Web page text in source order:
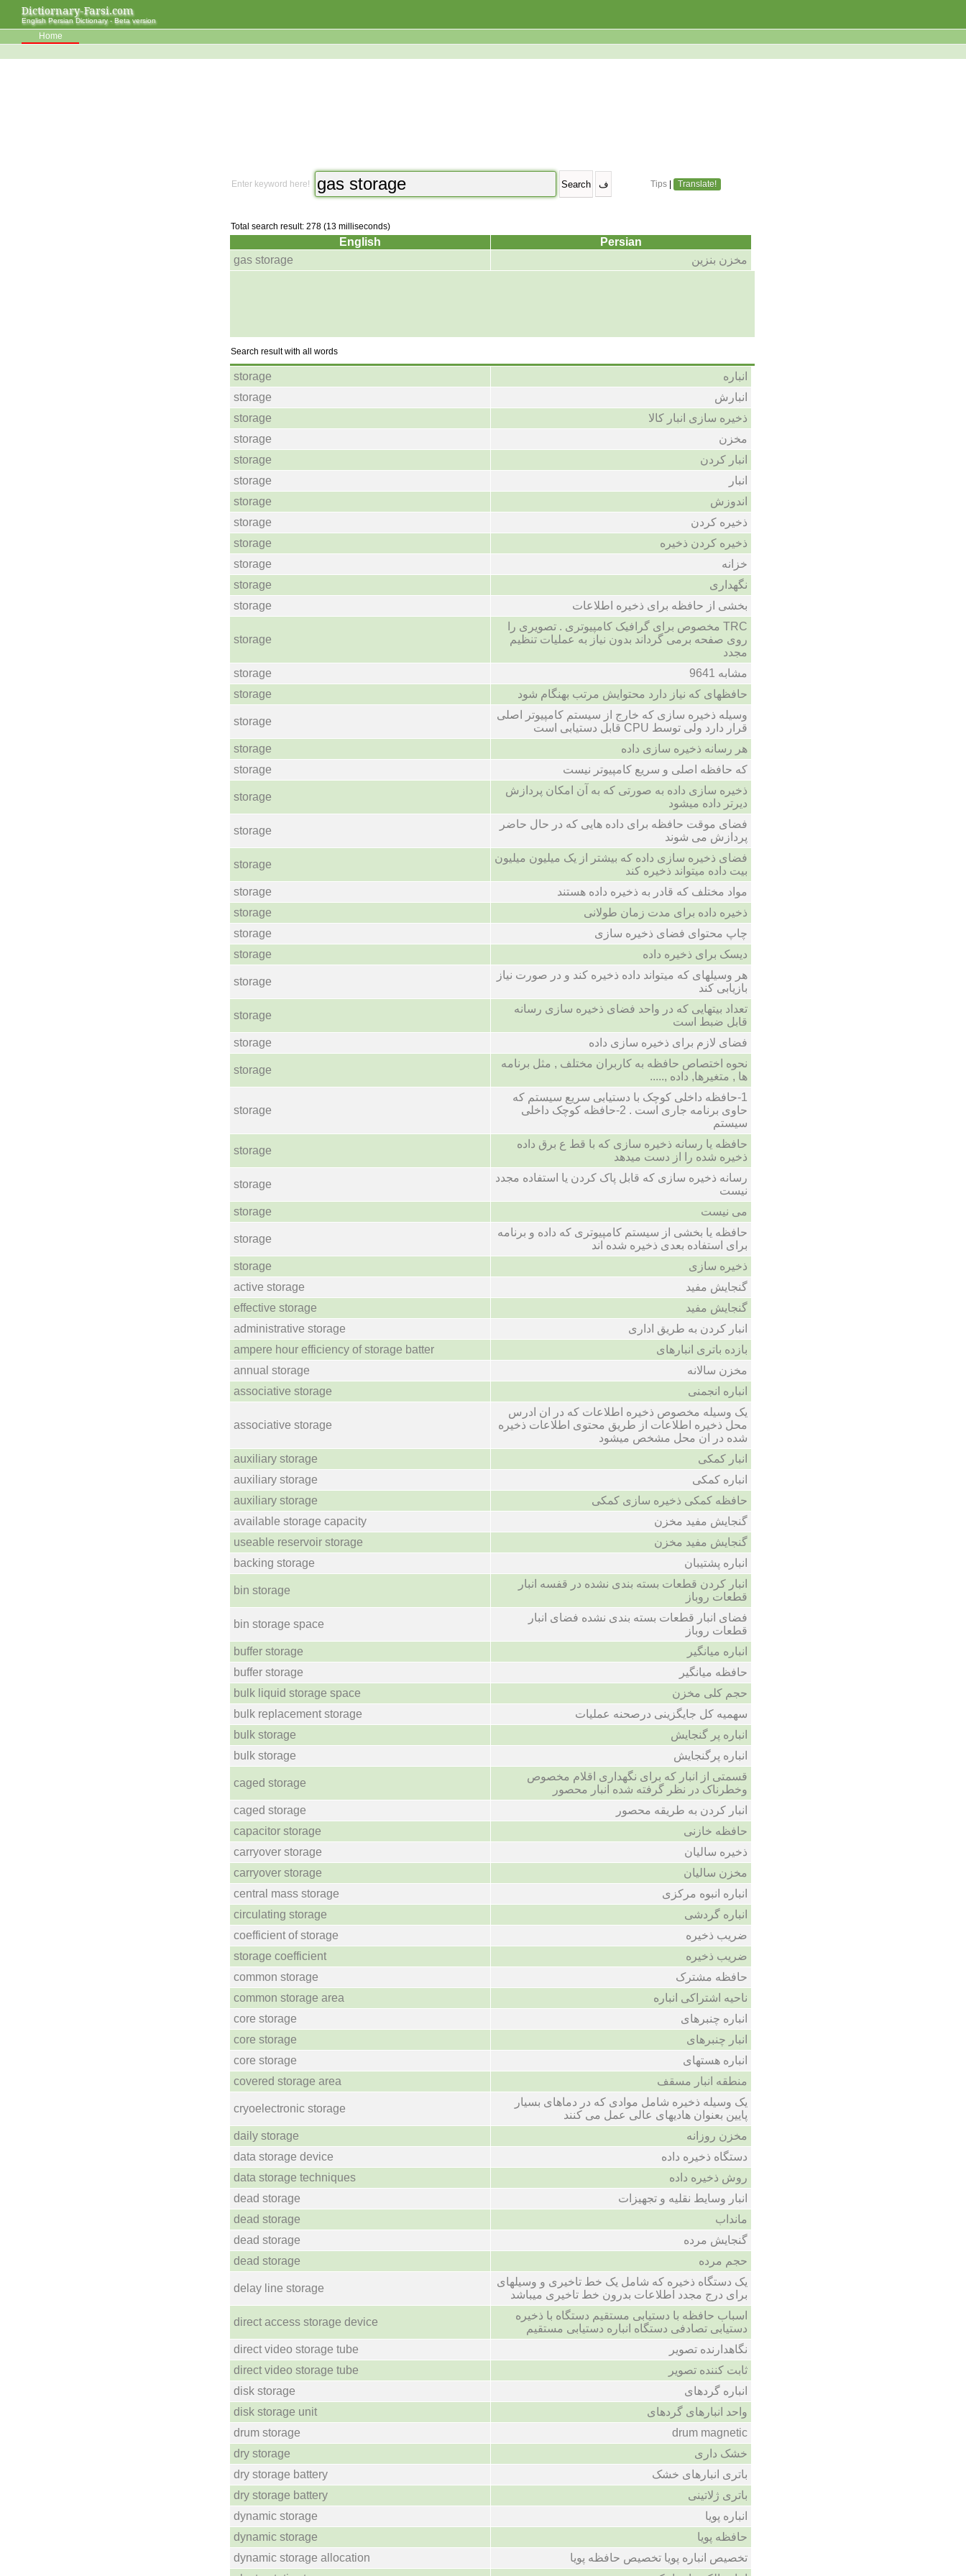
Dictiornary-Farsi.com
English Persian Dictionary - Beta version
Home
Enter keyword here! Tips Translate!
Total search result: 278 (13 milliseconds)
English
Persian
gas storage
مخزن بنزین
Search result with all words
storage
انباره
storage
انبارش
storage
ذخیره سازی انبار کالا
storage
مخزن
storage
انبار کردن
storage
انبار
storage
اندوزش
storage
ذخیره کردن
storage
ذخیره کردن ذخیره
storage
خزانه
storage
نگهداری
storage
بخشی از حافظه برای ذخیره اطلاعات
storage
TRC مخصوص برای گرافیک کامپیوتری . تصویری را
روی صفحه برمی گرداند بدون نیاز به عملیات تنظیم
مجدد
storage
مشابه 9641
storage
حافظهای که نیاز دارد محتوایش مرتب بهنگام شود
storage
وسیله ذخیره سازی که خارج از سیستم کامپیوتر اصلی
قرار دارد ولی توسط CPU قابل دستیابی است
storage
هر رسانه ذخیره سازی داده
storage
که حافظه اصلی و سریع کامپیوتر نیست
storage
ذخیره سازی داده به صورتی که به آن امکان پردازش
دیرتر داده میشود
storage
فضای موقت حافظه برای داده هایی که در حال حاضر
پردازش می شوند
storage
فضای ذخیره سازی داده که بیشتر از یک میلیون میلیون
بیت داده میتواند ذخیره کند
storage
مواد مختلف که قادر به ذخیره داده هستند
storage
ذخیره داده برای مدت زمان طولانی
storage
چاپ محتوای فضای ذخیره سازی
storage
دیسک برای ذخیره داده
storage
هر وسیلهای که میتواند داده ذخیره کند و در صورت نیاز
بازیابی کند
storage
تعداد بیتهایی که در واحد فضای ذخیره سازی رسانه
قابل ضبط است
storage
فضای لازم برای ذخیره سازی داده
storage
نحوه اختصاص حافظه به کاربران مختلف , مثل برنامه
ها , متغیرها, داده ,.....
storage
1-حافظه داخلی کوچک با دستیابی سریع سیستم که
حاوی برنامه جاری است . 2-حافظه کوچک داخلی
سیستم
storage
حافظه یا رسانه ذخیره سازی که با قط ع برق داده
ذخیره شده را از دست میدهد
storage
رسانه ذخیره سازی که قابل پاک کردن یا استفاده مجدد
نیست
storage
می نیست
storage
حافظه یا بخشی از سیستم کامپیوتری که داده و برنامه
برای استفاده بعدی ذخیره شده اند
storage
ذخیره سازی
active storage
گنجایش مفید
effective storage
گنجایش مفید
administrative storage
انبار کردن به طریق اداری
ampere hour efficiency of storage batter
بازده باتری انبارهای
annual storage
مخزن سالانه
associative storage
انباره انجمنی
associative storage
یک وسیله مخصوص ذخیره اطلاعات که در ان ادرس
محل ذخیره اطلاعات از طریق محتوی اطلاعات ذخیره
شده در ان محل مشخص میشود
auxiliary storage
انبار کمکی
auxiliary storage
انباره کمکی
auxiliary storage
حافظه کمکی ذخیره سازی کمکی
available storage capacity
گنجایش مفید مخزن
useable reservoir storage
گنجایش مفید مخزن
backing storage
انباره پشتیبان
bin storage
انبار کردن قطعات بسته بندی نشده در قفسه انبار
قطعات روباز
bin storage space
فضای انبار قطعات بسته بندی نشده فضای انبار
قطعات روباز
buffer storage
انباره میانگیر
buffer storage
حافظه میانگیر
bulk liquid storage space
حجم کلی مخزن
bulk replacement storage
سهمیه کل جایگزینی درصحنه عملیات
bulk storage
انباره پر گنجایش
bulk storage
انباره پرگنجایش
caged storage
قسمتی از انبار که برای نگهداری اقلام مخصوص
وخطرناک در نظر گرفته شده انبار محصور
caged storage
انبار کردن به طریقه محصور
capacitor storage
حافظه خازنی
carryover storage
ذخیره سالیان
carryover storage
مخزن سالیان
central mass storage
انباره انبوه مرکزی
circulating storage
انباره گردشی
coefficient of storage
ضریب ذخیره
storage coefficient
ضریب ذخیره
common storage
حافظه مشترک
common storage area
ناحیه اشتراکی انباره
core storage
انباره چنبرهای
core storage
انبار چنبرهای
core storage
انباره هستهای
covered storage area
منطقه انبار مسقف
cryoelectronic storage
یک وسیله ذخیره شامل موادی که در دماهای بسیار
پایین بعنوان هادیهای عالی عمل می کنند
daily storage
مخزن روزانه
data storage device
دستگاه ذخیره داده
data storage techniques
روش ذخیره داده
dead storage
انبار وسایط نقلیه و تجهیزات
dead storage
مانداب
dead storage
گنجایش مرده
dead storage
حجم مرده
delay line storage
یک دستگاه ذخیره که شامل یک خط تاخیری و وسیلهای
برای درج مجدد اطلاعات بدرون خط تاخیری میباشد
direct access storage device
اسباب حافظه با دستیابی مستقیم دستگاه با ذخیره
دستیابی تصادفی دستگاه انباره دستیابی مستقیم
direct video storage tube
نگاهدارنده تصویر
direct video storage tube
ثابت کننده تصویر
disk storage
انباره گردهای
disk storage unit
واحد انبارهای گردهای
drum storage
drum magnetic
dry storage
خشک داری
dry storage battery
باتری انبارهای خشک
dry storage battery
باتری ژلاتینی
dynamic storage
انباره پویا
dynamic storage
حافظه پویا
dynamic storage allocation
تخصیص انباره پویا تخصیص حافظه پویا